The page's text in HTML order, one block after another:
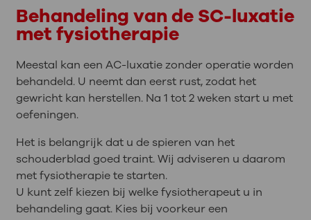
Behandeling van de SC-luxatie
met fysiotherapie
Meestal kan een AC-luxatie zonder operatie worden
behandeld. U neemt dan eerst rust, zodat het
gewricht kan herstellen. Na 1 tot 2 weken start u met
oefeningen.
Het is belangrijk dat u de spieren van het
schouderblad goed traint. Wij adviseren u daarom
met fysiotherapie te starten.
U kunt zelf kiezen bij welke fysiotherapeut u in
behandeling gaat. Kies bij voorkeur een